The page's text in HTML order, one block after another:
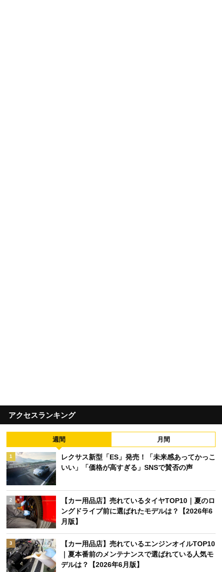
アクセスランキング
週間 月間
1
レクサス新型「ES」発売！「未来感あってかっこ
いい」「価格が高すぎる」SNSで賛否の声
2
【カー用品店】売れているタイヤTOP10｜夏のロ
ングドライブ前に選ばれたモデルは？【2026年6
月版】
3
【カー用品店】売れているエンジンオイルTOP10
｜夏本番前のメンテナンスで選ばれている人気モ
デルは？【2026年6月版】